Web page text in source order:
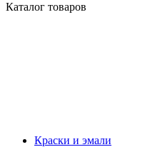
Каталог товаров
Краски и эмали